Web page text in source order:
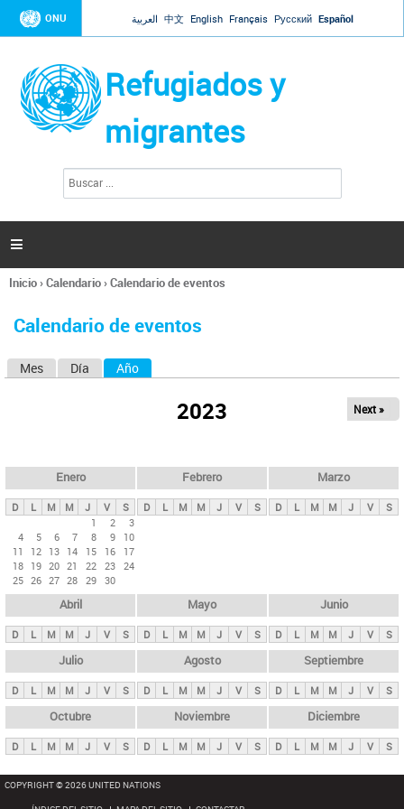
Jump to navigation
ONU العربية 中文 English Français Русский Español
Refugiados y
migrantes
l
d
s

Se
usted
Inicio›Calendario›Calendario de eventos
Calendario de eventos
s
p
n
i
p
a
l
s
Mes Día Año
2023 Next »
Enero
D L M M J V
S
1
2
3
4
5 6 7 8 9
10
11
12 13 14 15 16
17
18 19 20 21 22 23 24
25 26 27 28 29 30
Febrero
D L M M J V S
Marzo
D L M M J V S
Abril
D L M M J V S
Mayo
D L M M J V S
Junio
D L M M J V S
Julio
D L M M J V S
Agosto
D L M M J V S
Septiembre
D L M M J V S
Octubre
D L M M J V S
Noviembre
D L M M J V S
Diciembre
D L M M J V S
COPYRIGHT © 2026 UNITED NATIONS